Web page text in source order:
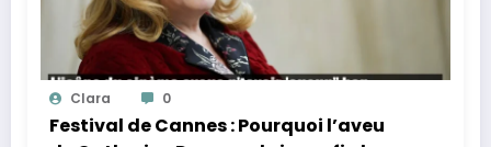
Clara 0
Festival de Cannes : Pourquoi l’aveu